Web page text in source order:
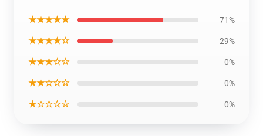
★★★★★ 71%
★★★★☆ 29%
★★★☆☆ 0%
★★☆☆☆ 0%
★☆☆☆☆ 0%